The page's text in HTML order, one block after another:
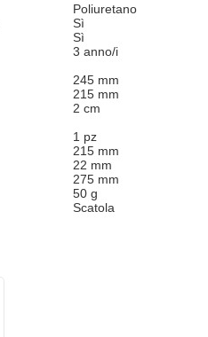
Poliuretano
Sì
Sì
3 anno/i
245 mm
215 mm
2 cm
1 pz
215 mm
22 mm
275 mm
50 g
Scatola